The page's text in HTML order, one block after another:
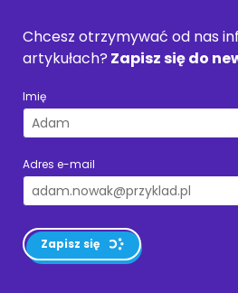
Chcesz otrzymywać od nas
artykułach? Zapisz się do
Imię
Adres e-mail
Zapisz się